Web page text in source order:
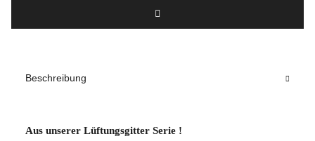
Beschreibung
Aus unserer Lüftungsgitter Serie !